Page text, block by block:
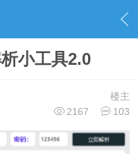
小工具2.0
楼主
2167
103